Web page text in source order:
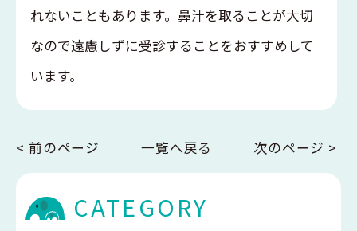
れないこともあります。鼻汁を取ることが大切
なので遠慮しずに受診することをおすすめして
います。
< 前のページ 一覧へ戻る 次のページ >
CATEGORY